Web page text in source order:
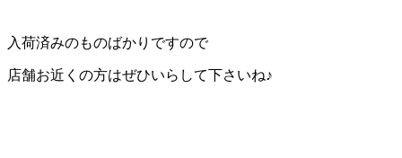
入荷済みのものばかりですので
店舗お近くの方はぜひいらして下さいね♪